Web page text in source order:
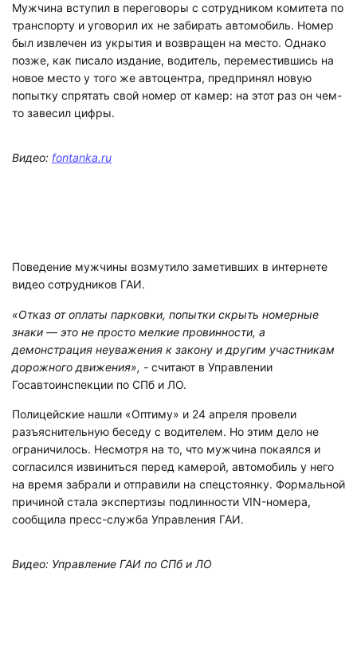
Мужчина вступил в переговоры с сотрудником комитета по
транспорту и уговорил их не забирать автомобиль. Номер
был извлечен из укрытия и возвращен на место. Однако
позже, как писало издание, водитель, переместившись на
новое место у того же автоцентра, предпринял новую
попытку спрятать свой номер от камер: на этот раз он чем-
то завесил цифры.
Видео: fontanka.ru
Поведение мужчины возмутило заметивших в интернете
видео сотрудников ГАИ.
«Отказ от оплаты парковки, попытки скрыть номерные
знаки — это не просто мелкие провинности, а
демонстрация неуважения к закону и другим участникам
дорожного движения», - считают в Управлении
Госавтоинспекции по СПб и ЛО.
Полицейские нашли «Оптиму» и 24 апреля провели
разъяснительную беседу с водителем. Но этим дело не
ограничилось. Несмотря на то, что мужчина покаялся и
согласился извиниться перед камерой, автомобиль у него
на время забрали и отправили на спецстоянку. Формальной
причиной стала экспертизы подлинности VIN-номера,
сообщила пресс-служба Управления ГАИ.
Видео: Управление ГАИ по СПб и ЛО